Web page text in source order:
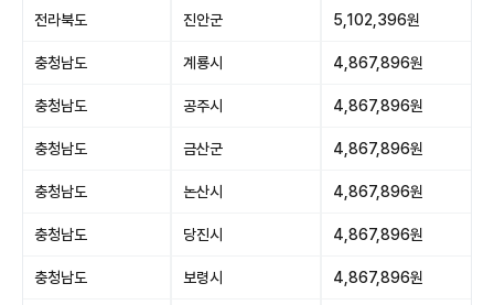
전라북도 진안군 5,102,396원
충청남도 계룡시 4,867,896원
충청남도 공주시 4,867,896원
충청남도 금산군 4,867,896원
충청남도 논산시 4,867,896원
충청남도 당진시 4,867,896원
충청남도 보령시 4,867,896원